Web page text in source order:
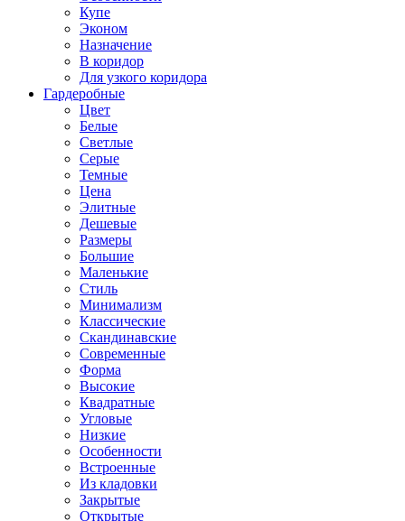
Купе
Эконом
Назначение
В коридор
Для узкого коридора
Гардеробные
Цвет
Белые
Светлые
Серые
Темные
Цена
Элитные
Дешевые
Размеры
Большие
Маленькие
Стиль
Минимализм
Классические
Скандинавские
Современные
Форма
Высокие
Квадратные
Угловые
Низкие
Особенности
Встроенные
Из кладовки
Закрытые
Открытые